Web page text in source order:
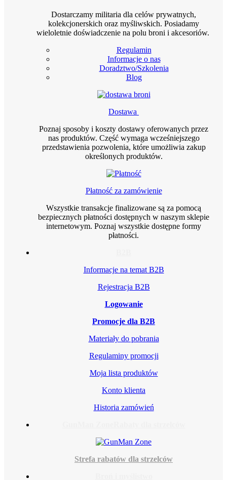
Dostarczamy militaria dla celów prywatnych,
kolekcjonerskich oraz myśliwskich. Posiadamy
wieloletnie doświadczenie na polu broni i akcesoriów.
Regulamin
Informacje o nas
Doradztwo/Szkolenia
Blog
Dostawa
Poznaj sposoby i koszty dostawy oferowanych przez
nas produktów. Część wymaga wcześniejszego
przedstawienia pozwolenia, które umożliwia zakup
określonych produktów.
Płatność za zamówienie
Wszystkie transakcje finalizowane są za pomocą
bezpiecznych płatności dostępnych w naszym sklepie
internetowym. Poznaj wszystkie dostępne formy
płatności.
Informacje na temat B2B
Rejestracja B2B
Logowanie
Promocje dla B2B
Materiały do pobrania
Regulaminy promocji
Moja lista produktów
Konto klienta
Historia zamówień
Strefa rabatów dla strzelców